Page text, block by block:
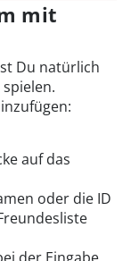
mit
Du natürlich
auf das
oder die ID